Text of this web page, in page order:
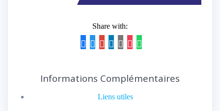
Share with:
Informations Complémentaires
Liens utiles